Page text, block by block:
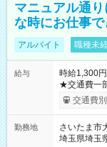
マニュアル通
な時にお仕事
アルバイト 職種未
給与
時給1,300
★交通費一部支給 時給1,300円～ ※試験
※勤務回数
り！】 希
例】 ・河合
×8時間＝日
交通費
勤務地
さいたま市
埼玉県埼玉